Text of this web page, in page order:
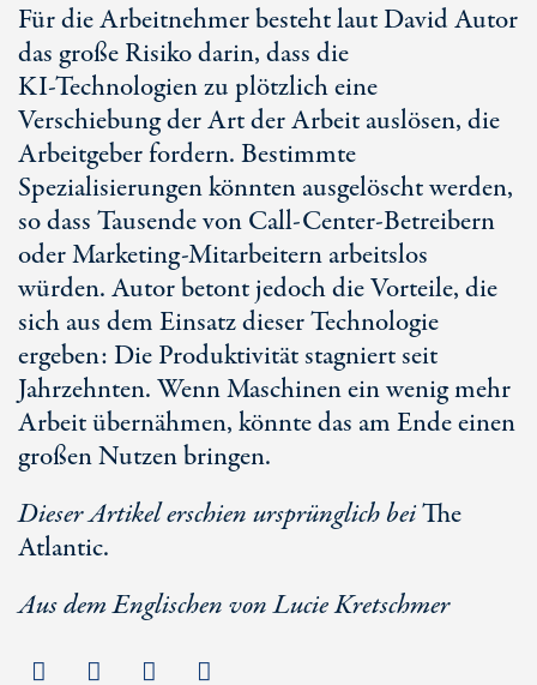
Für die Arbeitnehmer besteht laut David Autor
das große Risiko darin, dass die
KI-Technologienzu plötzlich eine
Verschiebung der Art der Arbeit auslösen, die
Arbeitgeber fordern. Bestimmte
Spezialisierungen könnten ausgelöscht werden,
so dass Tausende von Call-Center-Betreibern
oder Marketing-Mitarbeitern arbeitslos
würden. Autor betont jedoch die Vorteile, die
sich aus dem Einsatz dieser Technologie
ergeben: Die Produktivität stagniert seit
Jahrzehnten. Wenn Maschinen ein wenig mehr
Arbeit übernähmen, könnte das am Ende einen
großen Nutzen bringen.
Dieser Artikel erschien ursprünglich beiThe
Atlantic.
Aus dem Englischen von Lucie Kretschmer